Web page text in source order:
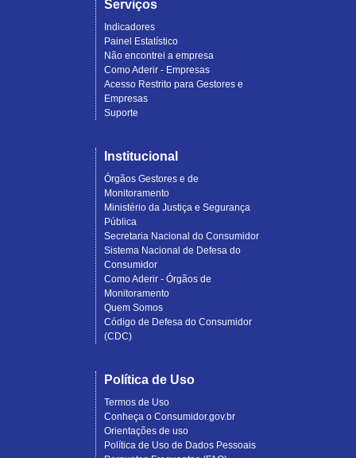
Serviços
Indicadores
Painel Estatístico
Não encontrei a empresa
Como Aderir - Empresas
Acesso Restrito para Gestores e
Empresas
Suporte
Institucional
Órgãos Gestores e de
Monitoramento
Ministério da Justiça e Segurança
Pública
Secretaria Nacional do Consumidor
Sistema Nacional de Defesa do
Consumidor
Como Aderir - Órgãos de
Monitoramento
Quem Somos
Código de Defesa do Consumidor
(CDC)
Política de Uso
Termos de Uso
Conheça o Consumidor.gov.br
Orientações de uso
Política de Uso de Dados Pessoais